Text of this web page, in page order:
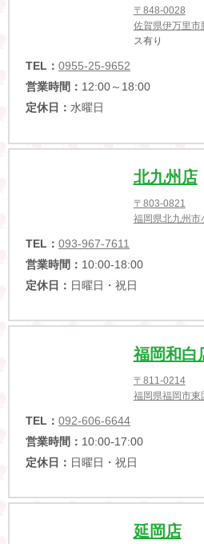
〒848-0028
佐賀県伊万里市
ス有り
TEL： 0955-25-9652
営業時間： 12:00～18:00
定休日： 水曜日
北九州店
〒803-0821
福岡県北九州市
TEL： 093-967-7611
営業時間： 10:00-18:00
定休日： 日曜日・祝日
福岡和白
〒811-0214
福岡県福岡市
TEL： 092-606-6644
営業時間： 10:00-17:00
定休日： 日曜日・祝日
延岡店